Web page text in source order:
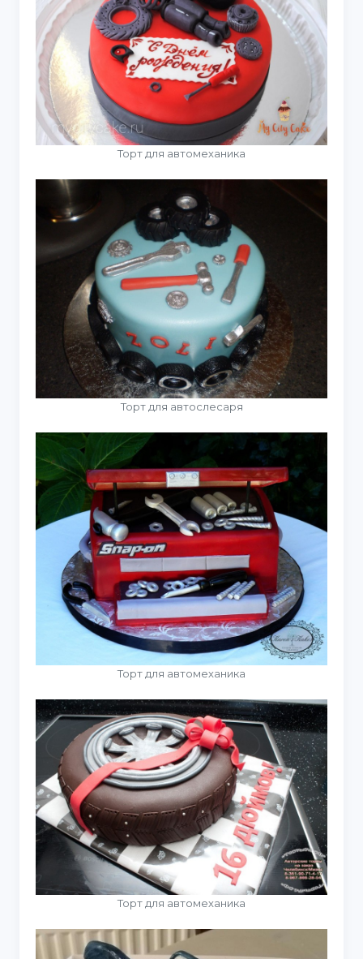
Торт для автомеханика
Торт для автослесаря
Торт для автомеханика
Торт для автомеханика